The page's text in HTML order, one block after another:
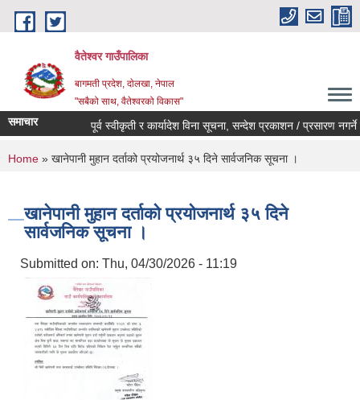
Skip to main content
वैतेश्वर गाउँपालिका
बागमती प्रदेश, दाेलखा, नेपाल
"सबैको साथ, वैतेश्वरको विकास"
समाचार पूर्व स्वीकृती र कार्यादेश विना सूचना, सन्देश प्रकाशन / प्रसारण नगर्ने
You are here
Home » खानेपानी मुहान दर्ताको प्रयोजनार्थ ३५ दिने सार्वजनिक सूचना ।
खानेपानी मुहान दर्ताको प्रयोजनार्थ ३५ दिने
सार्वजनिक सूचना ।
Submitted on: Thu, 04/30/2026 - 11:19